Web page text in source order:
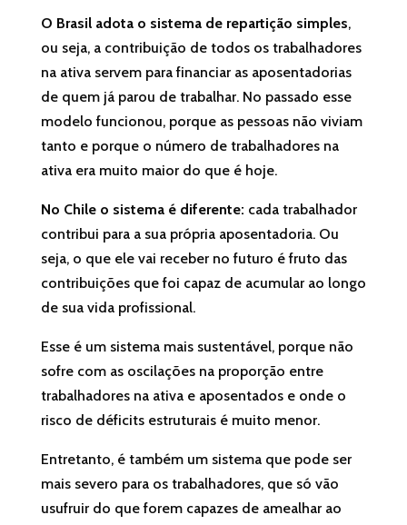
O Brasil adota o sistema de repartição simples,
ou seja, a contribuição de todos os trabalhadores
na ativa servem para financiar as aposentadorias
de quem já parou de trabalhar. No passado esse
modelo funcionou, porque as pessoas não viviam
tanto e porque o número de trabalhadores na
ativa era muito maior do que é hoje.
No Chile o sistema é diferente: cada trabalhador
contribui para a sua própria aposentadoria. Ou
seja, o que ele vai receber no futuro é fruto das
contribuições que foi capaz de acumular ao longo
de sua vida profissional.
Esse é um sistema mais sustentável, porque não
sofre com as oscilações na proporção entre
trabalhadores na ativa e aposentados e onde o
risco de déficits estruturais é muito menor.
Entretanto, é também um sistema que pode ser
mais severo para os trabalhadores, que só vão
usufruir do que forem capazes de amealhar ao